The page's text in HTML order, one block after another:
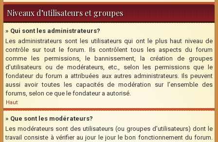
Niveaux d’utilisateurs et groupes
» Qui sont les administrateurs?
Les administrateurs sont les utilisateurs qui ont le plus haut niveau de
contrôle sur tout le forum. Ils contrôlent tous les aspects du forum
comme les permissions, le bannissement, la création de groupes
d’utilisateurs ou de modérateurs, etc., selon les permissions que le
fondateur du forum a attribuées aux autres administrateurs. Ils peuvent
aussi avoir toutes les capacités de modération sur l’ensemble des
forums, selon ce que le fondateur a autorisé.
Haut
» Que sont les modérateurs?
Les modérateurs sont des utilisateurs (ou groupes d’utilisateurs) dont le
travail consiste à vérifier au jour le jour le bon fonctionnement du forum.